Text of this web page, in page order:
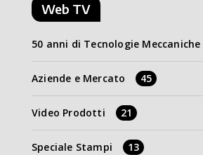
Web TV
50 anni di Tecnologie Meccaniche
Aziende e Mercato 45
Video Prodotti 21
Speciale Stampi 13